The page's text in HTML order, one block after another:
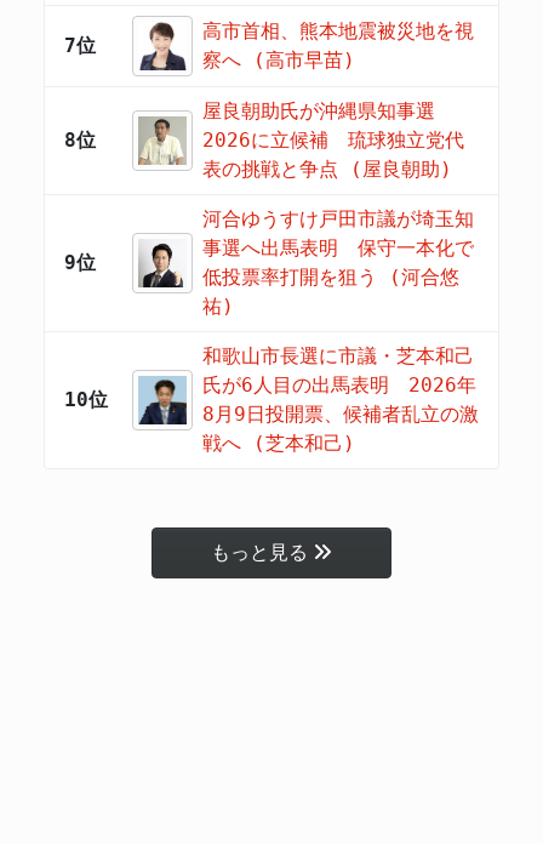
7位
高市首相、熊本地震被災地を視
察へ (高市早苗)
8位
屋良朝助氏が沖縄県知事選
2026に立候補 琉球独立党代
表の挑戦と争点 (屋良朝助)
9位
河合ゆうすけ戸田市議が埼玉知
事選へ出馬表明 保守一本化で
低投票率打開を狙う (河合悠
祐)
10位
和歌山市長選に市議・芝本和己
氏が6人目の出馬表明 2026年
8月9日投開票、候補者乱立の激
戦へ (芝本和己)
もっと見る